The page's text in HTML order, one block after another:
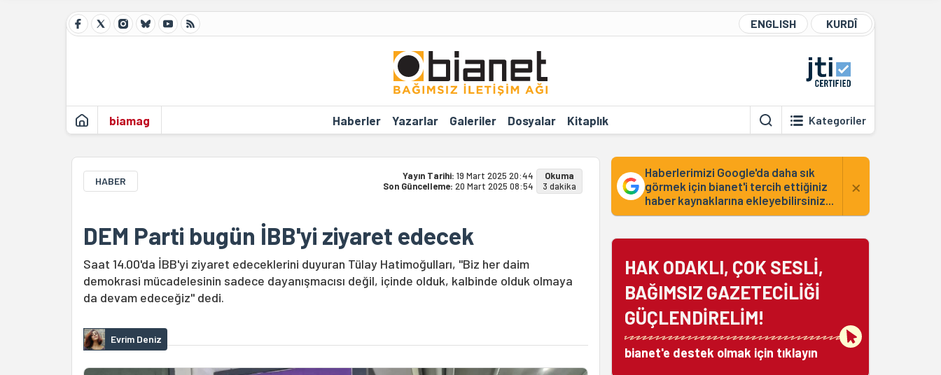
ENGLISH KURDÎ
biamag Haberler Yazarlar Galeriler Dosyalar Kitaplık Kategoriler
HABER Yayın Tarihi: 19 Mart 2025 20:44
Son Güncelleme: 20 Mart 2025 08:54
Okuma
3 dakika
DEM Parti bugün İBB'yi ziyaret edecek
Saat 14.00'da İBB'yi ziyaret edeceklerini duyuran Tülay Hatimoğulları, "Biz her daim
demokrasi mücadelesinin sadece dayanışmacısı değil, içinde olduk, kalbinde olduk olmaya
da devam edeceğiz" dedi.
Evrim Deniz
Haberlerimizi Google'da daha sık
görmek için bianet'i tercih ettiğiniz
haber kaynaklarına ekleyebilirsiniz...
×
HAK ODAKLI, ÇOK SESLİ,
BAĞIMSIZ GAZETECİLİĞİ
GÜÇLENDİRELİM!
bianet'e destek olmak için tıklayın